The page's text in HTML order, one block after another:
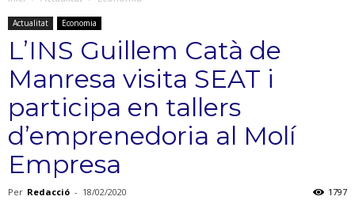
Actualitat Economia
L’INS Guillem Catà de
Manresa visita SEAT i
participa en tallers
d’emprenedoria al Molí
Empresa
Per Redacció - 18/02/2020 1797